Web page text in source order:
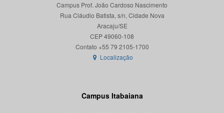
Campus Prof. João Cardoso Nascimento
Rua Cláudio Batista, s/n, Cidade Nova
Aracaju/SE
CEP 49060-108
Localização
Campus Itabaiana